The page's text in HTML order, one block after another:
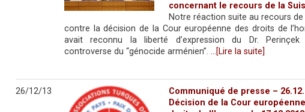
concernant le recours de la
Notre réaction suite au recours de
contre la décision de la Cour européenne des droits de
avait reconnu la liberté d’expression du Dr.
controverse du “génocide arménien”. …[Lire la suite]
26/12/13
Communiqué de presse –
Décision de la Cour